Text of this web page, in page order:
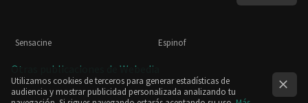
Sensacine Espinof
Otras publicaciones de Webedia
Utilizamos cookies de terceros para generar estadísticas de
audiencia y mostrar publicidad personalizada analizando tu